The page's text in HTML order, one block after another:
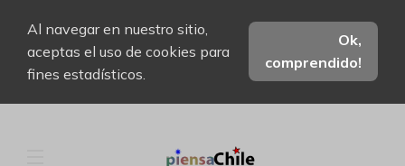
Al navegar en nuestro sitio,
aceptas el uso de cookies para
fines estadísticos.
Ok,
comprendido!